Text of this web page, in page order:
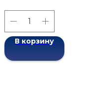
ГОСТ 17376-2001
В корзину